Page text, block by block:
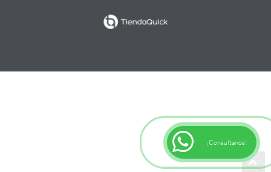
¡Consultanos!